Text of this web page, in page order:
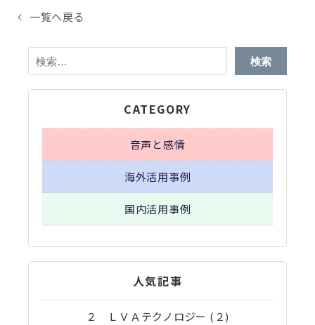
一覧へ戻る
検
CATEGORY
音声と感情
海外活用事例
国内活用事例
人気記事
２ ＬＶＡテクノロジー (２)